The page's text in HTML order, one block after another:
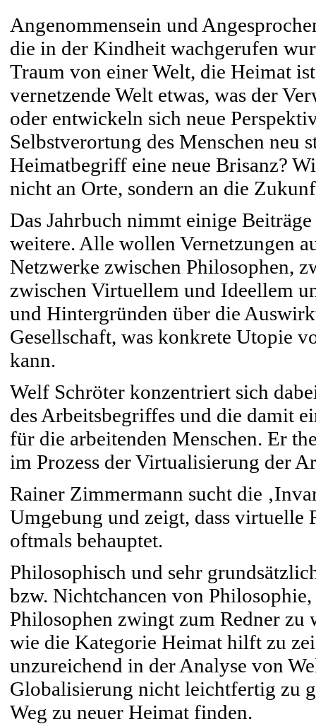
Angenommensein und
die in der Kindheit wachgerufen
Traum von einer Welt, die Heimat
vernetzende Welt etwas, was der
oder entwickeln sich neue
Selbstverortung des Menschen neu
Heimatbegriff eine neue Brisanz?
nicht an Orte, sondern an die
Das Jahrbuch nimmt einige
weitere. Alle wollen Vernetzungen
Netzwerke zwischen Philosophen,
zwischen Virtuellem und Ideellem
und Hintergründen über die
Gesellschaft, was konkrete Utopie
kann.
Welf Schröter konzentriert sich
des Arbeitsbegriffes und die damit
für die arbeitenden Menschen. Er
im Prozess der Virtualisierung der
Rainer Zimmermann sucht die
Umgebung und zeigt, dass virtuelle
oftmals behauptet.
Philosophisch und sehr
bzw. Nichtchancen von
Philosophen zwingt zum Redner zu
wie die Kategorie Heimat hilft zu
unzureichend in der Analyse von
Globalisierung nicht leichtfertig zu
Weg zu neuer Heimat finden.